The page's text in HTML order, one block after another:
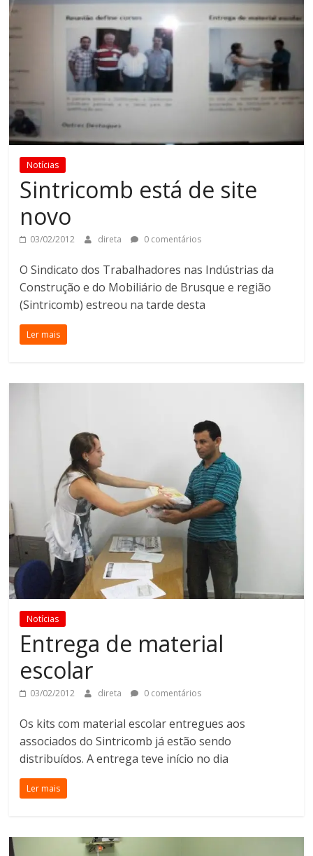
Notícias
Sintricomb está de site
novo
03/02/2012 direta 0 comentários
O Sindicato dos Trabalhadores nas Indústrias da
Construção e do Mobiliário de Brusque e região
(Sintricomb) estreou na tarde desta
Ler mais
Notícias
Entrega de material
escolar
03/02/2012 direta 0 comentários
Os kits com material escolar entregues aos
associados do Sintricomb já estão sendo
distribuídos. A entrega teve início no dia
Ler mais